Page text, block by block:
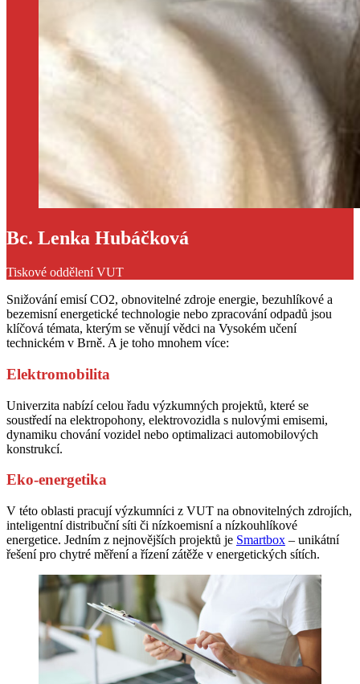
Bc. Lenka Hubáčková
Tiskové oddělení VUT
Snižování emisí CO2, obnovitelné zdroje energie, bezuhlíkové a
bezemisní energetické technologie nebo zpracování odpadů jsou
klíčová témata, kterým se věnují vědci na Vysokém učení
technickém v Brně. A je toho mnohem více:
Elektromobilita
Univerzita nabízí celou řadu výzkumných projektů, které se
soustředí na elektropohony, elektrovozidla s nulovými emisemi,
dynamiku chování vozidel nebo optimalizaci automobilových
konstrukcí.
Eko-energetika
V této oblasti pracují výzkumníci z VUT na obnovitelných zdrojích,
inteligentní distribuční síti či nízkoemisní a nízkouhlíkové
energetice. Jedním z nejnovějších projektů je Smartbox – unikátní
řešení pro chytré měření a řízení zátěže v energetických sítích.